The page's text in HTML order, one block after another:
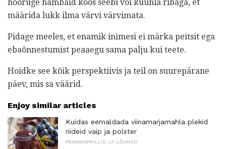
hõõruge hambaid koos seebi või küünla ribaga, et
määrida lukk ilma värvi värvimata.
Pidage meeles, et enamik inimesi ei märka peitsit ega
ebaõnnestumist peaaegu sama palju kui teete.
Hoidke see kõik perspektiivis ja teil on suurepärane
päev, mis sa väärid.
Enjoy similar articles
Kuidas eemaldada viinamarjamahla plekid
riideid vaip ja polster
PESEMISPRILLID JA LÕHNAD